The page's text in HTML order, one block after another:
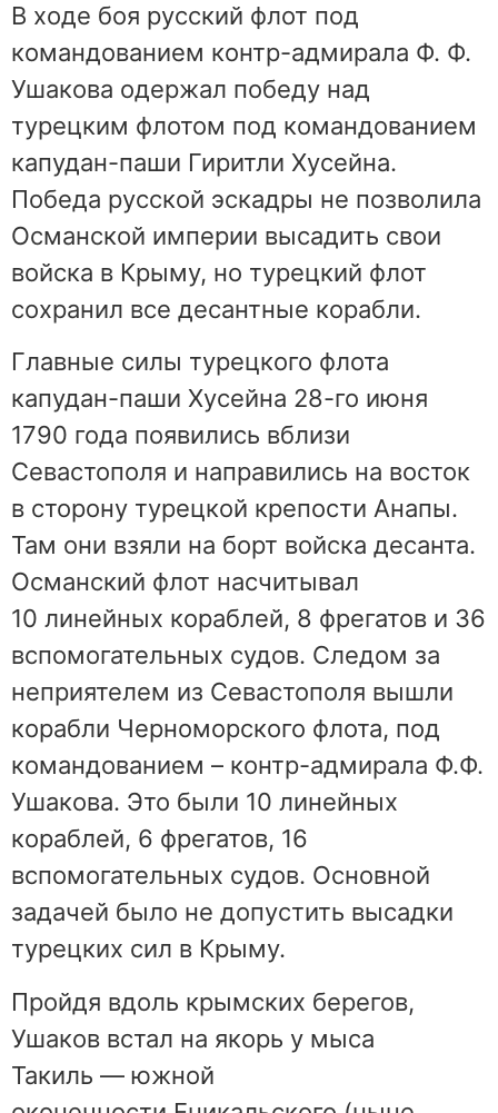
В ходе боя русский флот под
командованием контр-адмирала Ф. Ф.
Ушакова одержал победу над
турецким флотом под командованием
капудан-паши Гиритли Хусейна.
Победа русской эскадры не позволила
Османской империи высадить свои
войска в Крыму, но турецкий флот
сохранил все десантные корабли.
Главные силы турецкого флота
капудан-паши Хусейна 28-го июня
1790 года появились вблизи
Севастополя и направились на восток
в сторону турецкой крепости Анапы.
Там они взяли на борт войска десанта.
Османский флот насчитывал
10 линейных кораблей, 8 фрегатов и 36
вспомогательных судов. Следом за
неприятелем из Севастополя вышли
корабли Черноморского флота, под
командованием – контр-адмирала Ф.Ф.
Ушакова. Это были 10 линейных
кораблей, 6 фрегатов, 16
вспомогательных судов. Основной
задачей было не допустить высадки
турецких сил в Крыму.
Пройдя вдоль крымских берегов,
Ушаков встал на якорь у мыса
Такиль — южной